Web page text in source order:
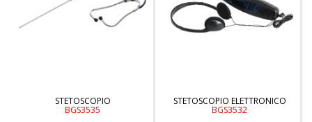
STETOSCOPIO
BGS3535
STETOSCOPIO ELETTRONICO
BGS3532